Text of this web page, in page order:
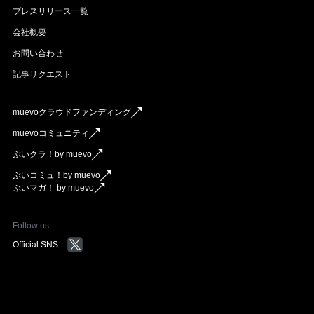
プレスリリース一覧
会社概要
お問い合わせ
記事リクエスト
muevoクラウドファンディング
muevoコミュニティ
ぶいクラ！by muevo
ぶいコミュ！by muevo
ぶいマガ！ by muevo
Follow us
Official SNS